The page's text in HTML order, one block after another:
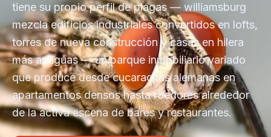
tiene su propio perfil de plagas — williamsburg
mezcla edificios industriales convertidos en lofts,
torres de nueva construcción y casas en hilera
más antiguas — un parque inmobiliario variado
que produce desde cucarachas alemanas en
apartamentos densos hasta roedores alrededor
de la activa escena de bares y restaurantes.